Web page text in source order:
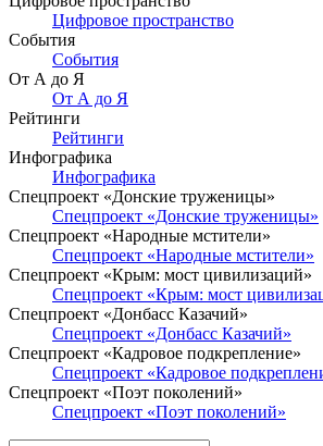
Цифровое пространство
События
События
От А до Я
От А до Я
Рейтинги
Рейтинги
Инфографика
Инфографика
Спецпроект «Донские труженицы»
Спецпроект «Донские труженицы»
Спецпроект «Народные мстители»
Спецпроект «Народные мстители»
Спецпроект «Крым: мост цивилизаций»
Спецпроект «Крым: мост
Спецпроект «Донбасс Казачий»
Спецпроект «Донбасс Казачий»
Спецпроект «Кадровое подкрепление»
Спецпроект «Кадровое
Спецпроект «Поэт поколений»
Спецпроект «Поэт поколений»